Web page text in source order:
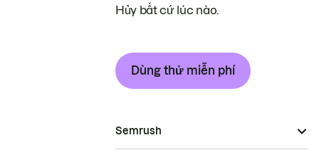
Hủy bất cứ lúc nào.
Dùng thử miễn phí
Semrush